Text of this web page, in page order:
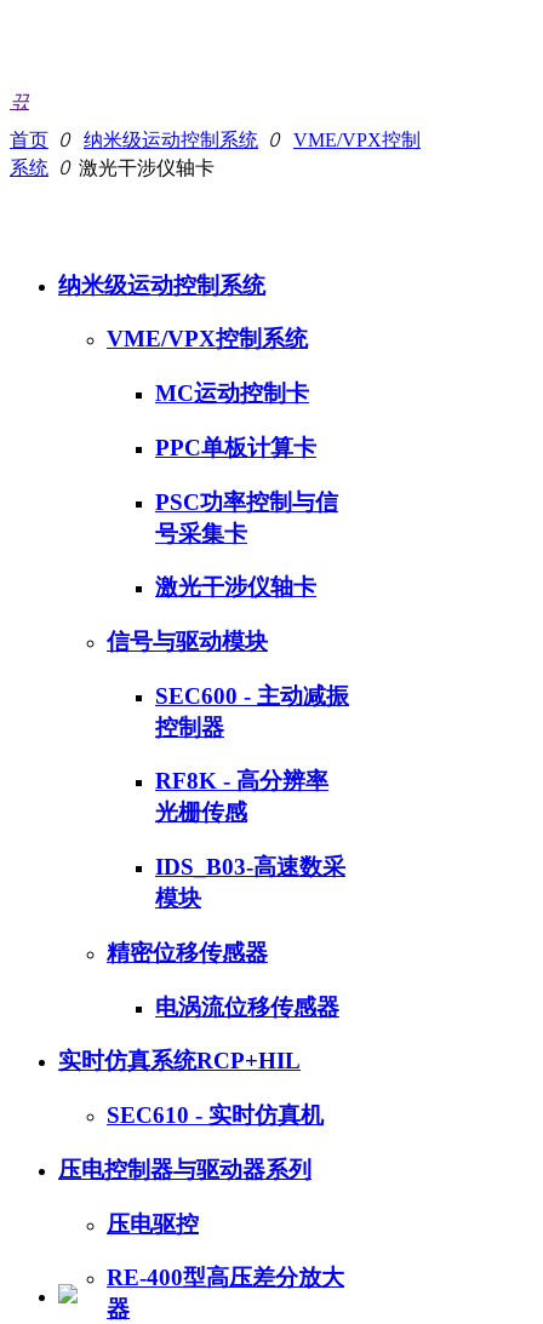
压电控制器与驱动器系
压电陶瓷电机与微动台
企业文化
끇
首页 ꄲ 纳米级运动控制系统 ꄲ
VME/VPX控制
系统 ꄲ 激光干涉仪轴卡
纳米级运动控制系统
VME/VPX控制系统
MC运动控制卡
PPC单板计算卡
PSC功率控制与信
号采集卡
激光干涉仪轴卡
信号与驱动模块
SEC600 - 主动减振
控制器
RF8K - 高分辨率
光栅传感
IDS_B03-高速数采
模块
精密位移传感器
电涡流位移传感器
实时仿真系统RCP+HIL
SEC610 - 实时仿真机
压电控制器与驱动器系列
压电驱控
RE-400型高压差分放大
器